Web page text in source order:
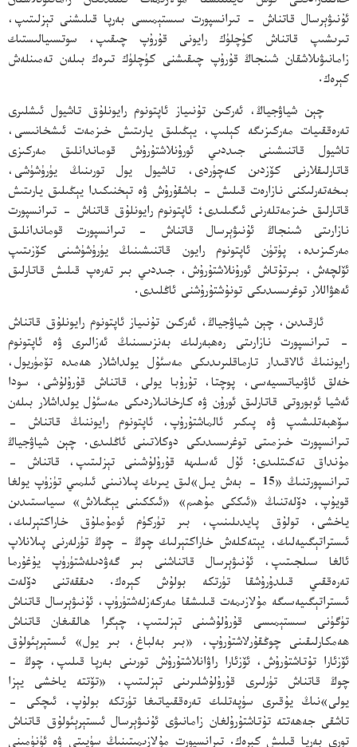
ئۇنىۋېرسال قاتناش - تىرانسپورت سىستېمىسى بەرپا قىلىشنى تېزلىتىپ،
تىرىشىپ قاتناش كۈچلۈك رايونى قۇرۇپ چىقىپ، سوتسىيالىستىك
زامانىۋىلاشقان شىنجاڭ قۇرۇپ چىقىشنى كۈچلۈك تىرەك بىلەن تەمىنلەش
كېرەك.
چېن شياۋجياڭ، ئەركىن تۇنىياز ئاپتونوم رايونلۇق تاشيول ئىشلىرى
تەرەققىيات مەركىزىگە كېلىپ، يېڭىلىق يارىتىش خىزمەت ئىشخانىسى،
تاشيول قاتنىشىنى جىددىي ئورۇنلاشتۇرۇش قوماندانلىق مەركىزى
قاتارلىقلارنى كۆزدىن كەچۈردى، تاشيول يول تورىنىڭ يۈرۈشۈشى،
بىخەتەرلىكنى نازارەت قىلىش - باشقۇرۇش ۋە تېخنىكىدا يېڭىلىق يارىتىش
قاتارلىق خىزمەتلەرنى ئىگىلىدى؛ ئاپتونوم رايونلۇق قاتناش - تىرانسپورت
نازارىتى شىنجاڭ ئۇنىۋېرسال قاتناش - تىرانسپورت قوماندانلىق
مەركىزىدە، پۈتۈن ئاپتونوم رايون قاتنىشىنىڭ يۈرۈشۈشىنى كۆزىتىپ
ئۆلچەش، بىرتۇتاش ئورۇنلاشتۇرۇش، جىددىي بىر تەرەپ قىلىش قاتارلىق
ئەھۋاللار توغرىسىدىكى تونۇشتۇرۇشنى ئاڭلىدى.
ئارقىدىن، چېن شياۋجياڭ، ئەركىن تۇنىياز ئاپتونوم رايونلۇق قاتناش
- تىرانسپورت نازارىتى رەھبەرلىك بەنزىسىنىڭ ئەزالىرى ۋە ئاپتونوم
رايوننىڭ ئالاقىدار تارماقلىرىدىكى مەسئۇل يولداشلار ھەمدە تۆمۈريول،
خەلق ئاۋىياتسىيەسى، پوچتا، تۇرۇبا يولى، قاتناش قۇرۇلۇشى، سودا
ئەشيا ئوبوروتى قاتارلىق ئورۇن ۋە كارخانىلاردىكى مەسئۇل يولداشلار بىلەن
سۆھبەتلىشىپ ۋە پىكىر ئالماشتۇرۇپ، ئاپتونوم رايوننىڭ قاتناش -
تىرانسپورت خىزمىتى توغرىسىدىكى دوكلاتىنى ئاڭلىدى. چېن شياۋجياڭ
مۇنداق تەكىتلىدى: ئۇل ئەسلىھە قۇرۇلۇشىنى تېزلىتىپ، قاتناش -
تىرانسپورتنىڭ «15 - بەش يىل»لىق يىرىك پىلانىنى ئىلمىي تۈزۈپ يولغا
قويۇپ، دۆلەتنىڭ «ئىككى مۇھىم» «ئىككىنى يېڭىلاش» سىياسىتىدىن
ياخشى، تولۇق پايدىلىنىپ، بىر تۈركۈم ئومۇملۇق خاراكتېرلىك،
ئىستراتېگىيەلىك، يېتەكلەش خاراكتېرلىك چوڭ - چوڭ تۈرلەرنى پىلانلاپ
ئالغا سىلجىتىپ، ئۇنىۋېرسال قاتناشنى بىر گەۋدىلەشتۈرۈپ يۇغۇرما
تەرەققىي قىلدۇرۇشقا تۈرتكە بولۇش كېرەك. دىققەتنى دۆلەت
ئىستراتېگىيەسىگە مۇلازىمەت قىلىشقا مەركەزلەشتۈرۈپ، ئۇنىۋېرسال قاتناش
تۈگۈنى سىستېمىسى قۇرۇلۇشىنى تېزلىتىپ، چېگرا ھالقىغان قاتناش
ھەمكارلىقىنى چوڭقۇرلاشتۇرۇپ، «بىر بەلباغ، بىر يول» ئىستېرېئولۇق
ئۆزئارا تۇتاشتۇرۇش، ئۆزئارا راۋانلاشتۇرۇش تورىنى بەرپا قىلىپ، چوڭ -
چوڭ قاتناش تۈرلىرى قۇرۇلۇشلىرىنى تېزلىتىپ، «تۆتتە ياخشى يېزا
يولى»نىڭ يۇقىرى سۈپەتلىك تەرەققىياتىغا تۈرتكە بولۇپ، ئىچكى -
تاشقى جەھەتتە تۇتاشتۇرۇلغان زامانىۋى ئۇنىۋېرسال ئىستېرېئولۇق قاتناش